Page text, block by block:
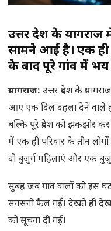
उत्तर प्रदेश के
सामने आई है। एक ही
के बाद पूरे गांव में
प्रयागराज: उत्तर प्रदेश के
आए एक दिल दहला देने वाले
बल्कि पूरे प्रदेश को झकझोर
में एक ही परिवार के तीन
दो बुजुर्ग महिलाएं और एक
सुबह जब गांव वालों को इस
सनसनी फैल गई। देखते ही
को सूचना दी गई।